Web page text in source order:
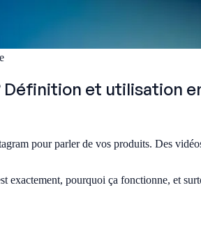
Définition et utilisation
pour parler de vos produits. Des
exactement, pourquoi ça fonctionne, et